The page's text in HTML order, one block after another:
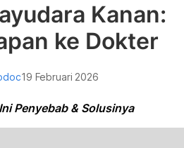
Kanan:
ke Dokter
19 Februari 2026
Penyebab & Solusinya